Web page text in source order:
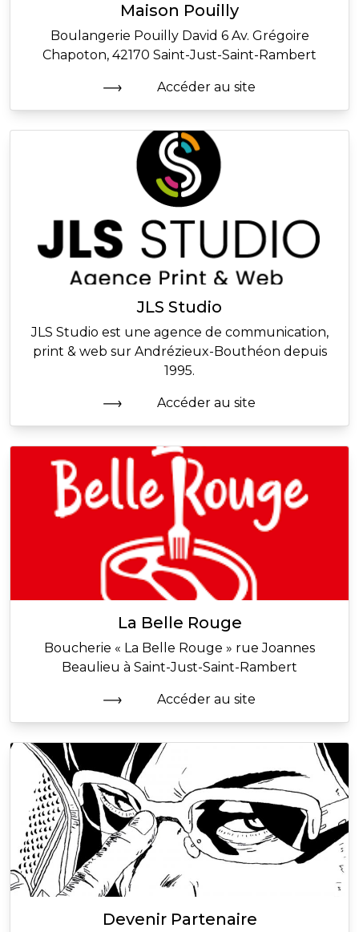
Maison Pouilly
Boulangerie Pouilly David 6 Av. Grégoire
Chapoton, 42170 Saint-Just-Saint-Rambert
Accéder au site
JLS Studio
JLS Studio est une agence de communication,
print & web sur Andrézieux-Bouthéon depuis
1995.
Accéder au site
La Belle Rouge
Boucherie « La Belle Rouge » rue Joannes
Beaulieu à Saint-Just-Saint-Rambert
Accéder au site
Devenir Partenaire